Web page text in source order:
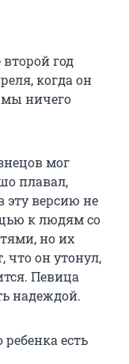
год
когда он
ничего
мог
плавал,
эту версию не
к людям со
но их
что он утонул,
Певица
надеждой.
есть